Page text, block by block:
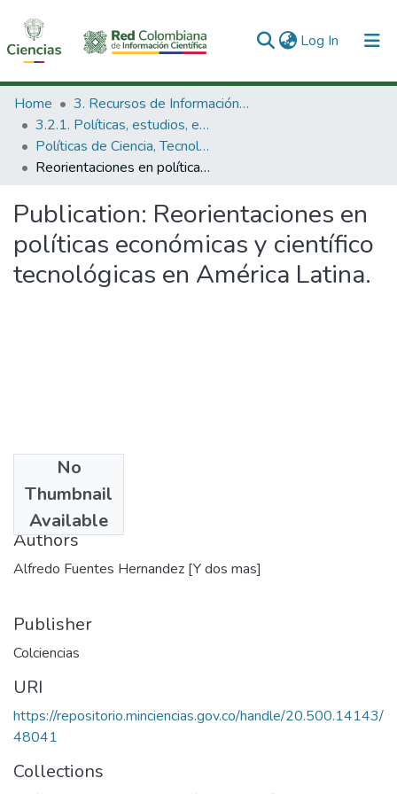
Log In (current)
Communities & Collections
All of DSpace
Statistics
Home
3. Recursos de Información Científica y Tecnológica
3.2.1. Políticas, estudios, evaluaciones e indicadores de CTeI
Políticas de Ciencia, Tecnología e Innovación
Reorientaciones en políticas económicas y científico tecnológicas en América Latina.
Publication: Reorientaciones en
políticas económicas y científico
tecnológicas en América Latina.
No
Thumbnail
Available
1991
Authors
Alfredo Fuentes Hernandez [Y dos mas]
Publisher
Colciencias
URI
https://repositorio.minciencias.gov.co/handle/20.500.14143/
48041
Collections